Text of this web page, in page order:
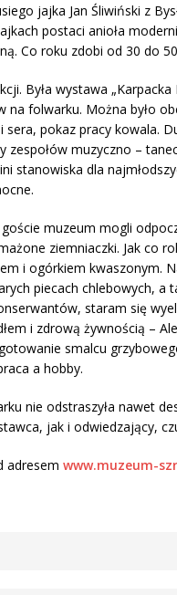
jajka Jan Śliwiński z
postaci anioła
Co roku zdobi od 30 do
Była wystawa
na folwarku. Można było
pokaz pracy kowala.
zespołów muzyczno –
stanowiska dla
muzeum mogli
ziemniaczki. Jak co
i ogórkiem kwaszonym.
piecach chlebowych,
staram się
i zdrową żywnością –
smalcu
a hobby.
nie odstraszyła nawet
jak i odwiedzający,
adresem www.muzeum-